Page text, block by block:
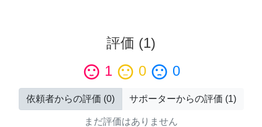
評価 (1)
sentiment_satisfied 1 sentiment_neutral 0 sentiment_dissatisfied 0
依頼者からの評価 (0) サポーターからの評価 (1)
まだ評価はありません